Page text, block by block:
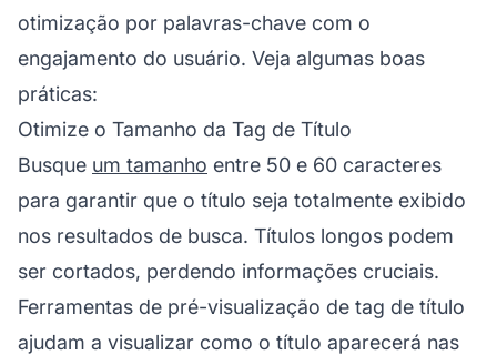
otimização por palavras-chave com o
engajamento do usuário. Veja algumas boas
práticas:
Otimize o Tamanho da Tag de Título
Busque um tamanho entre 50 e 60 caracteres
para garantir que o título seja totalmente exibido
nos resultados de busca. Títulos longos podem
ser cortados, perdendo informações cruciais.
Ferramentas de pré-visualização de tag de título
ajudam a visualizar como o título aparecerá nas